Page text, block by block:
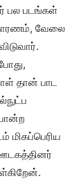
பல படங்கள்
வேலை
தான் பாட
மிகப்பெரிய